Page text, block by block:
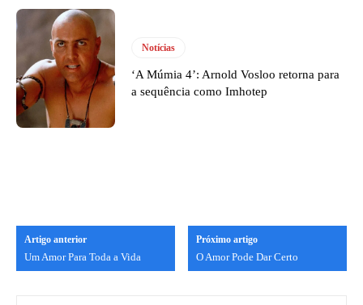
Notícias
‘A Múmia 4’: Arnold Vosloo retorna para
a sequência como Imhotep
Artigo anterior
Um Amor Para Toda a Vida
Próximo artigo
O Amor Pode Dar Certo